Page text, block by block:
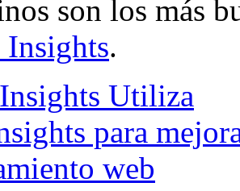
son los más
.